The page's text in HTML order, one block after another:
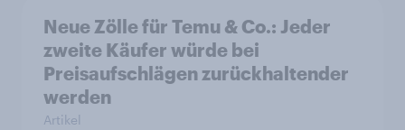
Neue Zölle für Temu & Co.: Jeder
zweite Käufer würde bei
Preisaufschlägen zurückhaltender
werden
Artikel